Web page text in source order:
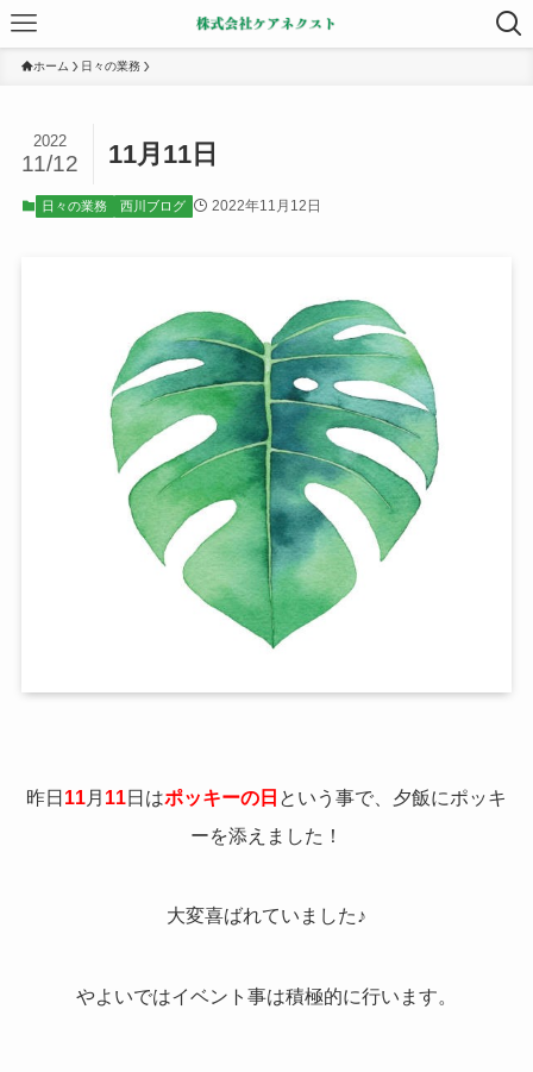
ホーム 日々の業務
11月11日
2022
11/12
日々の業務 西川ブログ 2022年11月12日
昨日 11月 11日はポッキーの日 という事で、夕飯にポッキ
ーを添えました！
大変喜ばれていました♪
やよいではイベント事は積極的に行います。